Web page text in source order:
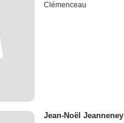
Clémenceau
Jean-Noël Jeanneney